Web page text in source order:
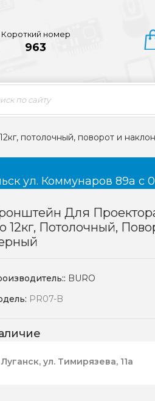
Короткий номер
963
потолочный, поворот и
ул. Коммунаров 89а с
Для
12кг, Потолочный,
BURO
PR07-B
Луганск, ул. Тимирязева, 11а